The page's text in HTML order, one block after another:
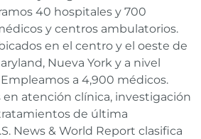
and Risk Factors. National
Enlace
Patients Knew About Sleep
Medical Association.Enlace
Apnea. StatPearls. National Library
40 hospitales y 700
y centros ambulatorios.
en el centro y el oeste de
Nueva York y a nivel
a 4,900 médicos.
en atención clínica, investigación
de última
News & World Report clasifica